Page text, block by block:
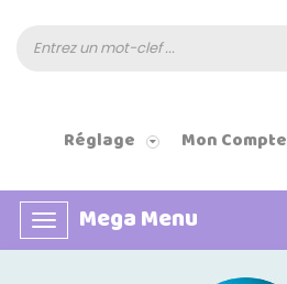
Réglage Mon Compte
Basculer
la
Mega Menu